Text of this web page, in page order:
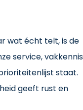
wat écht telt, is de
service, vakkennis
staat.
geeft rust en